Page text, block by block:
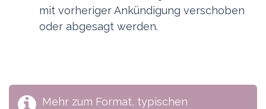
mit vorheriger Ankündigung verschoben
oder abgesagt werden.
Mehr zum Format, typischen